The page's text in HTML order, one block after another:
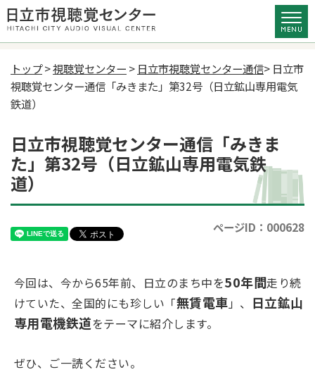
トップ>視聴覚センター > 日立市視聴覚センター通信> 日立市
視聴覚センター通信「みきまた」第32号（日立鉱山専用電気
鉄道）
日立市視聴覚センター通信「みきま
た」第32号（日立鉱山専用電気鉄
道）
ページID：000628
今回は、今から65年前、日立のまち中を50年間走り続
けていた、全国的にも珍しい「無賃電車 」、 日立鉱山
専用電機鉄道をテーマに紹介します。
ぜひ、ご一読ください。